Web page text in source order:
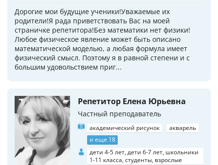
Дорогие мои будущие ученики!Уважаемые их
родители!Я рада приветствовать Вас на моей
страничке репетитора!Без математики нет физики!
Любое физическое явление может быть описано
математической моделью, а любая формула имеет
физический смысл. Поэтому я в равной степени и с
большим удовольствием приг...
Репетитор Елена Юрьевна
Частный преподаватель
академический рисунок
акварель
и еще 18
дети 4-5 лет, дети 6-7 лет, школьники
1-11 класса, студенты, взрослые